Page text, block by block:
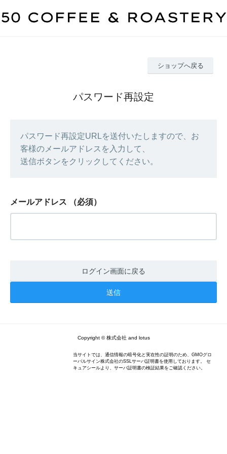
ショップへ戻る
パスワード再設定
パスワード再設定URLを送付いたしますので、お
客様のメールアドレスを入力して、
送信ボタンをクリックしてください。
メールアドレス （必須）
ログイン画面に戻る
Copyright © 株式会社 and lotus
当サイトでは、通信情報の暗号化と実在性の証明のため、GMOグロ
ーバルサイン株式会社のSSLサーバ証明書を使用しております。 セ
キュアシールより、サーバ証明書の検証結果をご確認ください。